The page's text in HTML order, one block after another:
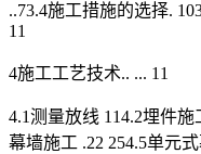
..73.4施工措施的选择.
11
4施工工艺技术.. ... 11
4.1测量放线 114.2埋件
幕墙施工 .22 254.5单元